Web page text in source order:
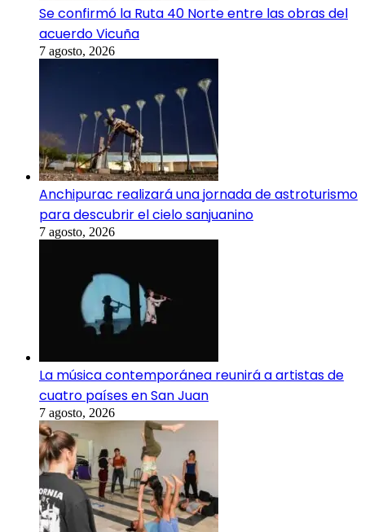
Se confirmó la Ruta 40 Norte entre las obras del
acuerdo Vicuña
7 agosto, 2026
Anchipurac realizará una jornada de astroturismo
para descubrir el cielo sanjuanino
7 agosto, 2026
La música contemporánea reunirá a artistas de
cuatro países en San Juan
7 agosto, 2026